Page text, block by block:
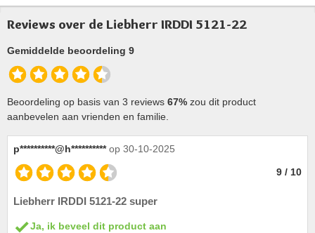
Reviews over de Liebherr IRDDI 5121-22
Gemiddelde beoordeling 9
Beoordeling op basis van 3 reviews 67% zou dit product
aanbevelen aan vrienden en familie.
p**********@h********** op 30-10-2025
9 / 10
Liebherr IRDDI 5121-22 super
Ja, ik beveel dit product aan